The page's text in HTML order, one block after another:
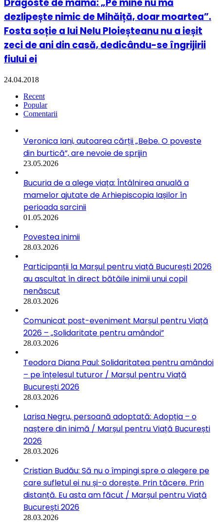
dezlipește nimic de Mihăiță, doar moartea”.
Fosta soție a lui Nelu Ploieșteanu nu a ieșit
zeci de ani din casă, dedicându-se îngrijirii
fiului ei
24.04.2018
Recent
Popular
Comentarii
Veronica Iani, autoarea cărții „Bebe. O poveste
din burtică”, are nevoie de sprijin
23.05.2026
Bucuria de a alege viața: Întâlnirea anuală a
mamelor ajutate de Arhiepiscopia Iașilor în
perioada sarcinii
01.05.2026
Povestea inimii
28.03.2026
Participanții la Marșul pentru viață București 2026
au ascultat în direct bătăile inimii unui copil
nenăscut
28.03.2026
Comunicat post-eveniment Marșul pentru Viață
2026 – „Solidaritate pentru amândoi”
28.03.2026
Teodora Diana Paul: Solidaritatea pentru amândoi
– pe înțelesul tuturor / Marșul pentru Viață
București 2026
28.03.2026
Larisa Negru, persoană adoptată: Adopția – o
naștere din inimă / Marșul pentru Viață București
2026
28.03.2026
Cristian Budău: Să nu o împingi spre o alegere pe
care sufletul ei nu și-o dorește. Prin tăcere. Prin
distanță. Eu asta am făcut / Marșul pentru Viață
București 2026
28.03.2026